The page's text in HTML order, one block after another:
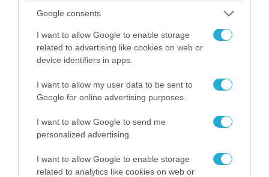
Google consents
I want to allow Google to enable storage
related to advertising like cookies on web or
device identifiers in apps.
I want to allow my user data to be sent to
Google for online advertising purposes.
I want to allow Google to send me
personalized advertising.
I want to allow Google to enable storage
related to analytics like cookies on web or
Ο Γιάννης Αλαφούζος «τέλειωσε» τον
Κωνσταντίνο Ζούλα από τον ΣΚΑΪ – Ο λόγος της